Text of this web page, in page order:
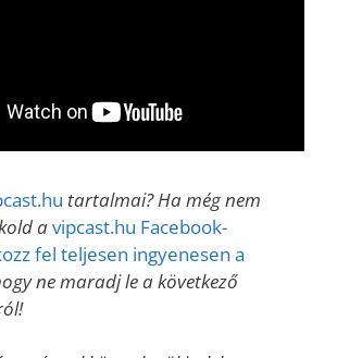
tartalmai? Ha még nem
avipcast.hu Facebook-
fel teljesen ingyenesen a
ne maradj le a következő